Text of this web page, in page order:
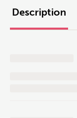
Description